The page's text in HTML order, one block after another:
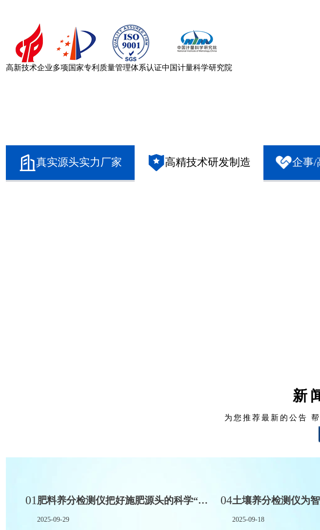
高新技术企业多项国家专利 质量管理体系认证中国计量科学研究院
真实源头实力厂家 高精技术研发制造 企事/
新
为您推荐最新的公告
01 肥料养分检测仪把好施肥源头的科学“质检员”
2025-09-29
04
2025-09-18